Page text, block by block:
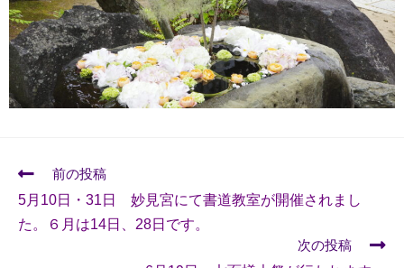
前の投稿
5月10日・31日 妙見宮にて書道教室が開催されまし
た。６月は14日、28日です。
次の投稿